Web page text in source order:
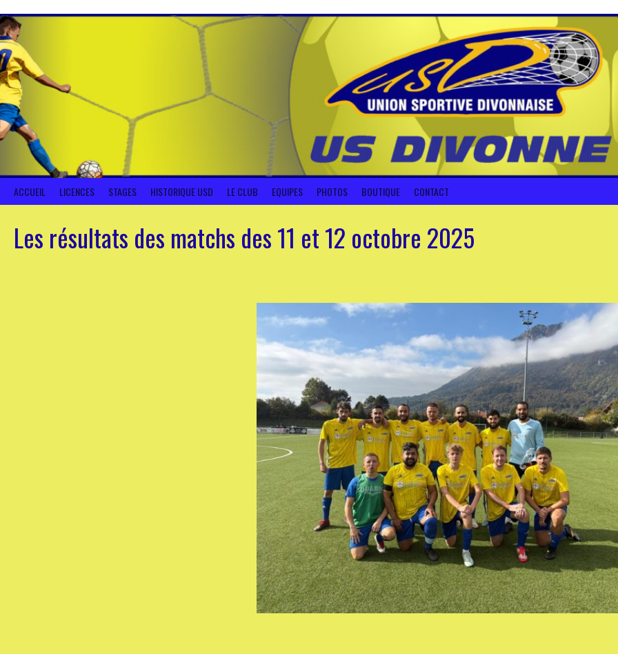
au
contenu
ACCUEIL LICENCES STAGES HISTORIQUE USD LE CLUB EQUIPES PHOTOS BOUTIQUE CONTACT
Les résultats des matchs des 11 et 12 octobre 2025